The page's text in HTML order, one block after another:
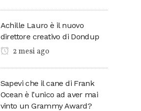
Achille Lauro è il nuovo
direttore creativo di Dondup
2 mesi ago
Sapevi che il cane di Frank
Ocean è l’unico ad aver mai
vinto un Grammy Award?